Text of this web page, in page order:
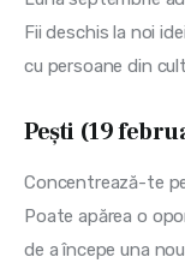
Fii deschis la noi
cu persoane din
Pești (19
Concentrează-te
Poate apărea o
de a începe una